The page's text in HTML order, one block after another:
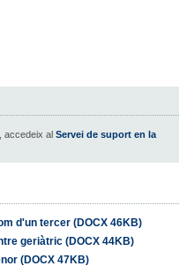
accedeix al Servei de suport en la
d'un tercer (DOCX 46KB)
geriàtric (DOCX 44KB)
(DOCX 47KB)